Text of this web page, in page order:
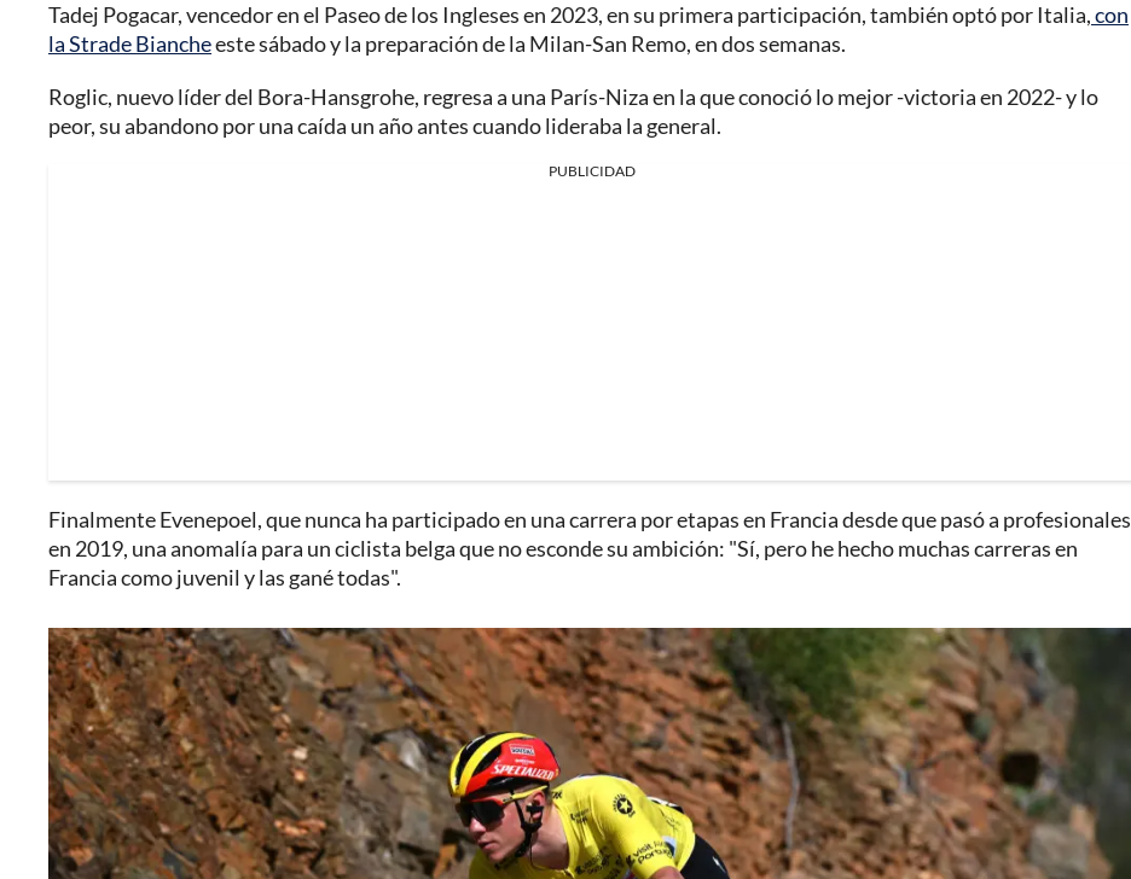
Tadej Pogacar, vencedor en el Paseo de los Ingleses en 2023, en su primera participación, también optó por Italia,con
la Strade Biancheeste sábado y la preparación de la Milan-San Remo, en dos semanas.
Roglic, nuevo líder del Bora-Hansgrohe, regresa a una París-Niza en la que conoció lo mejor -victoria en 2022- y lo
peor, su abandono por una caída un año antes cuando lideraba la general.
PUBLICIDAD
Finalmente Evenepoel, que nunca ha participado en una carrera por etapas en Francia desde que pasó a profesionales
en 2019, una anomalía para un ciclista belga que no esconde su ambición: "Sí, pero he hecho muchas carreras en
Francia como juvenil y las gané todas".